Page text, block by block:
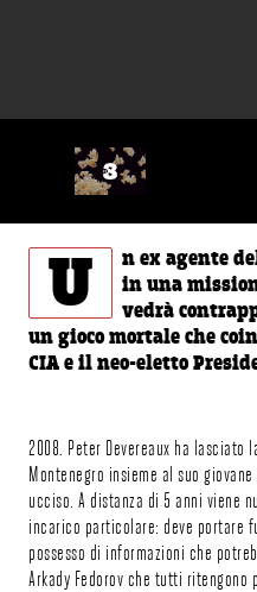
U
n ex agente
in una
vedrà
un gioco mortale che
CIA e il neo-eletto
2008. Peter Devereaux ha lasciato
Montenegro insieme al suo
ucciso. A distanza di 5 anni viene
incarico particolare: deve portare
possesso di informazioni che
Arkady Fedorov che tutti ritengono